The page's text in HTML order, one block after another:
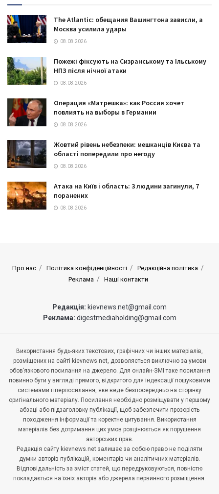
The Atlantic: обещания Вашингтона зависли, а
Москва усилила удары
08.08.2026
Пожежі фіксують на Сизранському та Ільському
НПЗ після нічної атаки
08.08.2026
Операция «Матрешка»: как Россия хочет
повлиять на выборы в Германии
08.08.2026
Жовтий рівень небезпеки: мешканців Києва та
області попередили про негоду
08.08.2026
Атака на Київ і область: 3 людини загинули, 7
поранених
08.08.2026
Про нас Політика конфіденційності
Редакційна політика
Реклама
Наші контакти
Редакція: kievnews.net@gmail.com
Реклама: digestmediaholding@gmail.com
Використання будь-яких текстових, графічних чи інших матеріалів,
розміщених на сайті kievnews.net, дозволяється виключно за умови
обов’язкового посилання на джерело. Для онлайн-ЗМІ таке посилання
повинно бути у вигляді прямого, відкритого для індексації пошуковими
системами гіперпосилання, яке веде безпосередньо на сторінку
оригінального матеріалу. Посилання необхідно розміщувати у першому
абзаці або підзаголовку публікації, щоб забезпечити прозорість
походження інформації та коректне цитування. Використання
матеріалів без дотримання цих умов розцінюється як порушення
авторських прав.
Редакція сайту kievnews.net залишає за собою право не поділяти
думки авторів публікацій, коментарів чи аналітичних матеріалів.
Відповідальність за зміст статей, що передруковуються, повністю
покладається на їхніх авторів або джерела первинного розміщення.